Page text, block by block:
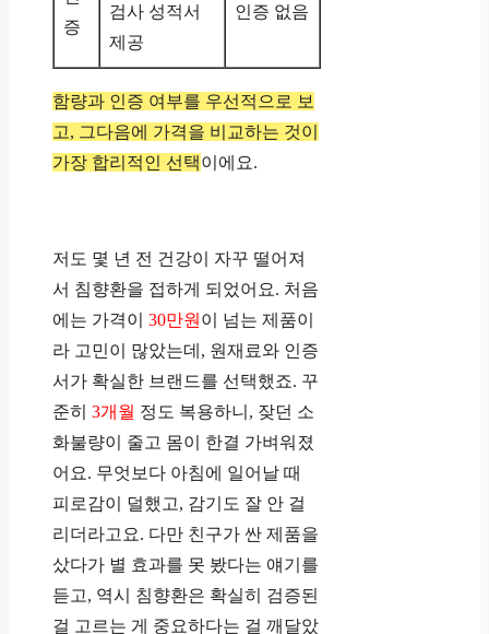
증
검사 성적서
제공
인증 없음
함량과 인증 여부를 우선적으로 보
고, 그다음에 가격을 비교하는 것이
가장 합리적인 선택이에요.
저도 몇 년 전 건강이 자꾸 떨어져
서 침향환을 접하게 되었어요. 처음
에는 가격이 30만원 이 넘는 제품이
라 고민이 많았는데, 원재료와 인증
서가 확실한 브랜드를 선택했죠. 꾸
준히 3개월 정도 복용하니, 잦던 소
화불량이 줄고 몸이 한결 가벼워졌
어요. 무엇보다 아침에 일어날 때
피로감이 덜했고, 감기도 잘 안 걸
리더라고요. 다만 친구가 싼 제품을
샀다가 별 효과를 못 봤다는 얘기를
듣고, 역시 침향환은 확실히 검증된
걸 고르는 게 중요하다는 걸 깨달았